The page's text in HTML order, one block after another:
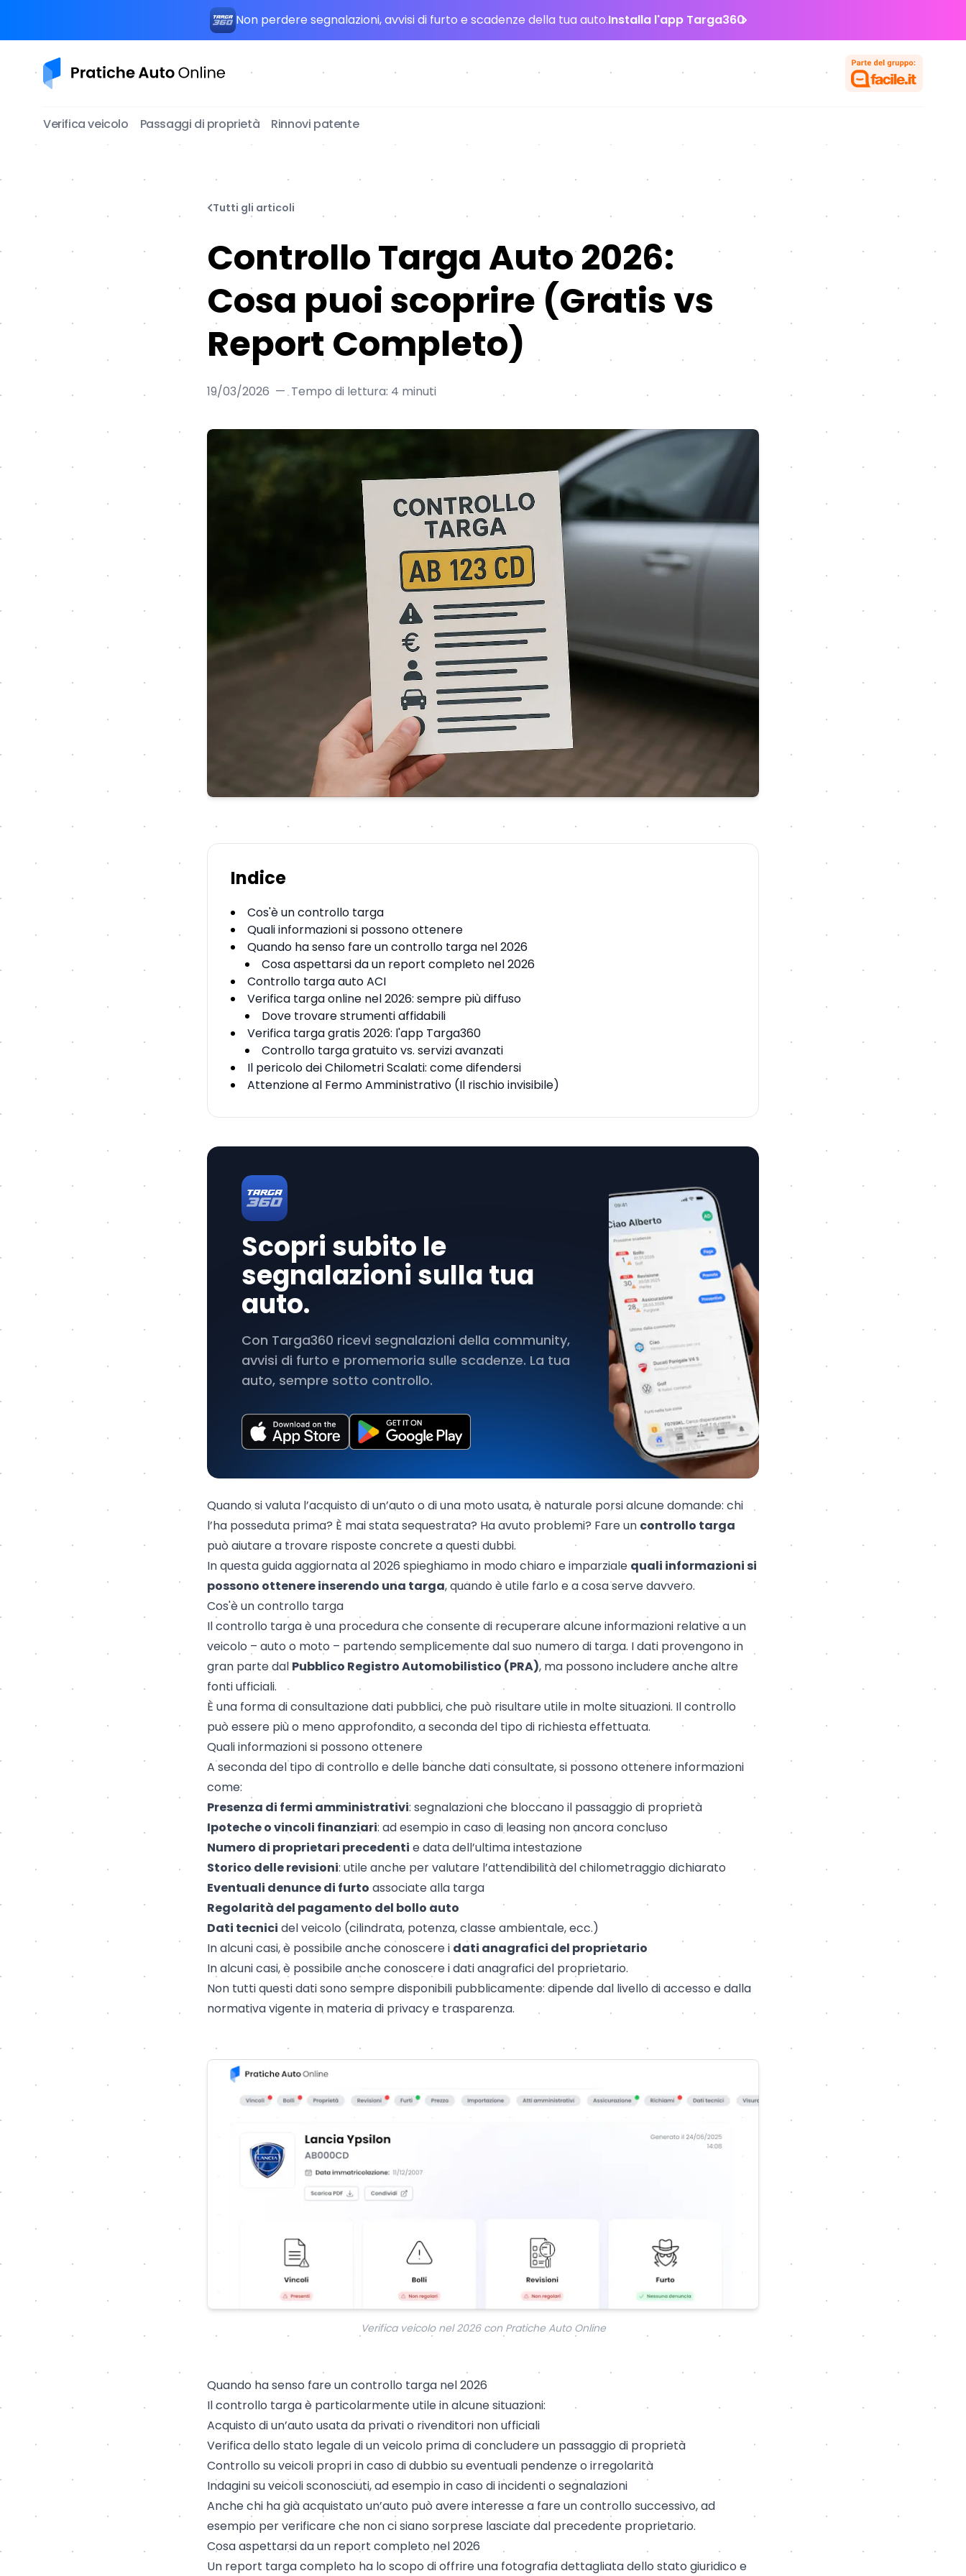
Non perdere segnalazioni, avvisi di furto e scadenze della tua auto.Installa l'app Targa360
Pratiche Auto Online
Verifica veicolo Passaggi di proprietà Rinnovi patente
Tutti gli articoli
Controllo Targa Auto 2026:
Cosa puoi scoprire (Gratis vs
Report Completo)
19/03/2026 — Tempo di lettura: 4 minuti
Indice
Cos'è un controllo targa
Quali informazioni si possono ottenere
Quando ha senso fare un controllo targa nel 2026
Cosa aspettarsi da un report completo nel 2026
Controllo targa auto ACI
Verifica targa online nel 2026: sempre più diffuso
Dove trovare strumenti affidabili
Verifica targa gratis 2026: l'app Targa360
Controllo targa gratuito vs. servizi avanzati
Il pericolo dei Chilometri Scalati: come difendersi
Attenzione al Fermo Amministrativo (Il rischio invisibile)
Scopri subito le
segnalazioni sulla tua
auto.
Con Targa360 ricevi segnalazioni della community,
avvisi di furto e promemoria sulle scadenze. La tua
auto, sempre sotto controllo.
Quando si valuta l’acquisto di un’auto o di una moto usata, è naturale porsi alcune domande: chi
l’ha posseduta prima? È mai stata sequestrata? Ha avuto problemi? Fare un controllo targa
può aiutare a trovare risposte concrete a questi dubbi.
In questa guida aggiornata al 2026 spieghiamo in modo chiaro e imparziale quali informazioni si
possono ottenere inserendo una targa, quando è utile farlo e a cosa serve davvero.
Cos'è un controllo targa
Il controllo targa è una procedura che consente di recuperare alcune informazioni relative a un
veicolo – auto o moto – partendo semplicemente dal suo numero di targa. I dati provengono in
gran parte dal Pubblico Registro Automobilistico (PRA), ma possono includere anche altre
fonti ufficiali.
È una forma di consultazione dati pubblici, che può risultare utile in molte situazioni. Il controllo
può essere più o meno approfondito, a seconda del tipo di richiesta effettuata.
Quali informazioni si possono ottenere
A seconda del tipo di controllo e delle banche dati consultate, si possono ottenere informazioni
come:
Presenza di fermi amministrativi: segnalazioni che bloccano il passaggio di proprietà
Ipoteche o vincoli finanziari: ad esempio in caso di leasing non ancora concluso
Numero di proprietari precedenti e data dell’ultima intestazione
Storico delle revisioni: utile anche per valutare l’attendibilità del chilometraggio dichiarato
Eventuali denunce di furto associate alla targa
Regolarità del pagamento del bollo auto
Dati tecnici del veicolo (cilindrata, potenza, classe ambientale, ecc.)
In alcuni casi, è possibile anche conoscere i dati anagrafici del proprietario
In alcuni casi, è possibile anche conoscere i dati anagrafici del proprietario.
Non tutti questi dati sono sempre disponibili pubblicamente: dipende dal livello di accesso e dalla
normativa vigente in materia di privacy e trasparenza.
Verifica veicolo nel 2026 con Pratiche Auto Online
Quando ha senso fare un controllo targa nel 2026
Ilcontrollo targaè particolarmente utile in alcune situazioni:
Acquisto di un’auto usata da privati o rivenditori non ufficiali
Verifica dello stato legale di un veicolo prima di concludere un passaggio di proprietà
Controllo su veicoli propri in caso di dubbio su eventuali pendenze o irregolarità
Indagini su veicoli sconosciuti, ad esempio in caso di incidenti o segnalazioni
Anche chi ha già acquistato un’auto può avere interesse a fare un controllo successivo, ad
esempio per verificare che non ci siano sorprese lasciate dal precedente proprietario.
Cosa aspettarsi da un report completo nel 2026
Un report targacompleto ha lo scopo di offrire una fotografia dettagliata dello stato giuridico e